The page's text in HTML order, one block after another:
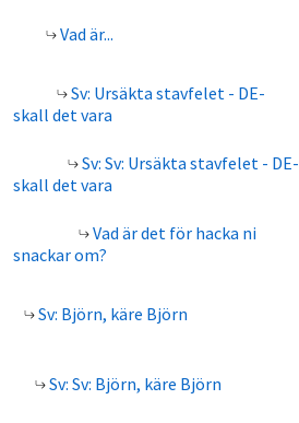
Vad är...
Sv: Ursäkta stavfelet - DE-
skall det vara
Sv: Sv: Ursäkta stavfelet - DE-
skall det vara
Vad är det för hacka ni
snackar om?
Sv: Björn, käre Björn
Sv: Sv: Björn, käre Björn